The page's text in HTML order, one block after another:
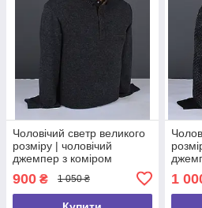
Чоловічий светр великого
розміру | чоловічий
джемпер з коміром
чорний Туреччина 9342 Б
900 ₴ 1 050 ₴ 1